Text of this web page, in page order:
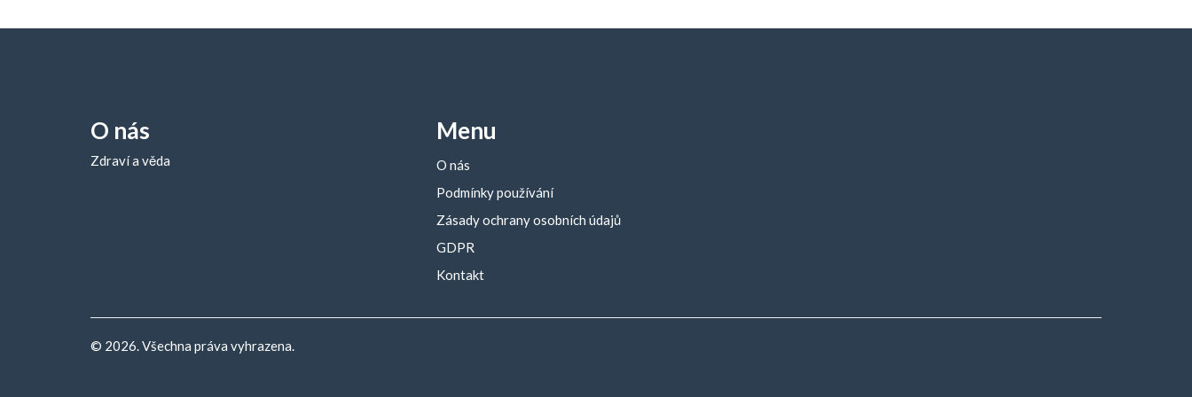
O nás
Zdraví a věda
Menu
O nás
Podmínky používání
Zásady ochrany osobních údajů
GDPR
Kontakt
© 2026. Všechna práva vyhrazena.